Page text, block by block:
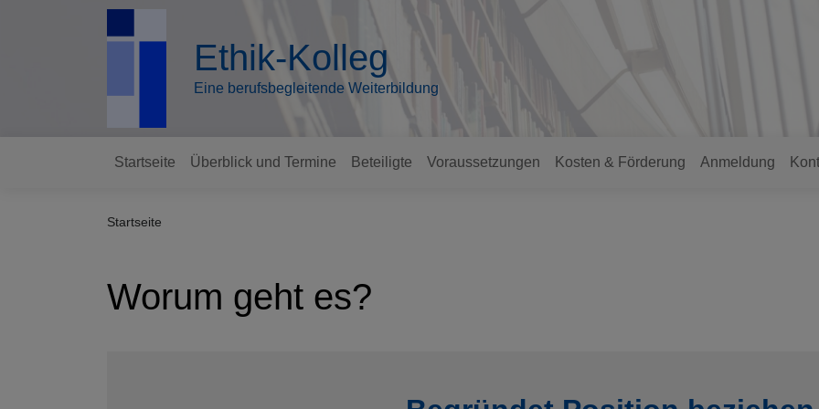
Ethik-Kolleg
Eine berufsbegleitende Weiterbildung
Hauptnavigation
Startseite Überblick und Termine Beteiligte Voraussetzungen Kosten & Förderung Anmeldung
Startseite
Worum geht es?